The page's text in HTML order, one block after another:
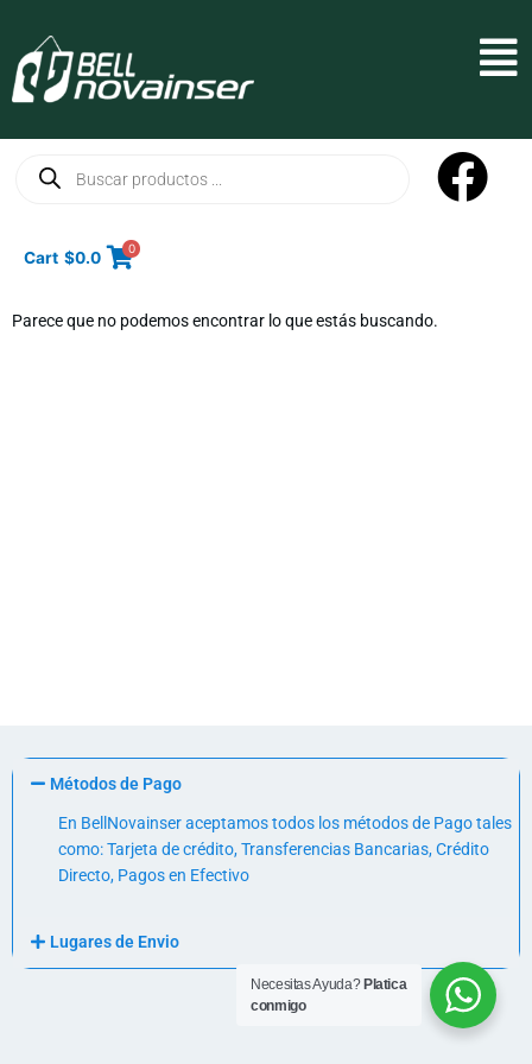
contenido
productos
Cart $0.0 0
Parece que no podemos encontrar lo que estás buscando.
Métodos de Pago
En BellNovainser aceptamos todos los métodos de Pago tales
como: Tarjeta de crédito, Transferencias Bancarias, Crédito
Directo, Pagos en Efectivo
Lugares de Envio
Necesitas Ayuda? Platica
conmigo